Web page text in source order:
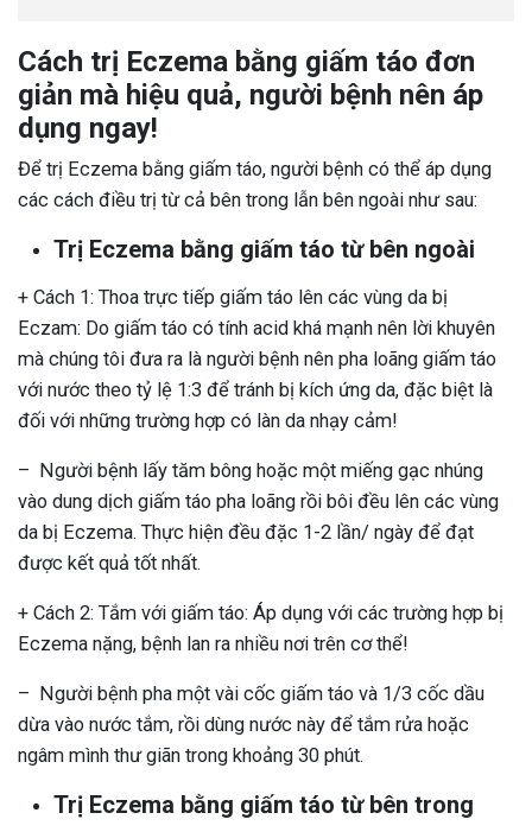
Cách trị Eczema bằng giấm táo đơn
giản mà hiệu quả, người bệnh nên áp
dụng ngay!
Để trị Eczema bằng giấm táo, người bệnh có thể áp dụng
các cách điều trị từ cả bên trong lẫn bên ngoài như sau:
Trị Eczema bằng giấm táo từ bên ngoài
+ Cách 1: Thoa trực tiếp giấm táo lên các vùng da bị
Eczam: Do giấm táo có tính acid khá mạnh nên lời khuyên
mà chúng tôi đưa ra là người bệnh nên pha loãng giấm táo
với nước theo tỷ lệ 1:3 để tránh bị kích ứng da, đặc biệt là
đối với những trường hợp có làn da nhạy cảm!
– Người bệnh lấy tăm bông hoặc một miếng gạc nhúng
vào dung dịch giấm táo pha loãng rồi bôi đều lên các vùng
da bị Eczema. Thực hiện đều đặc 1-2 lần/ ngày để đạt
được kết quả tốt nhất.
+ Cách 2: Tắm với giấm táo: Áp dụng với các trường hợp bị
Eczema nặng, bệnh lan ra nhiều nơi trên cơ thể!
– Người bệnh pha một vài cốc giấm táo và 1/3 cốc dầu
dừa vào nước tắm, rồi dùng nước này để tắm rửa hoặc
ngâm mình thư giãn trong khoảng 30 phút.
Trị Eczema bằng giấm táo từ bên trong